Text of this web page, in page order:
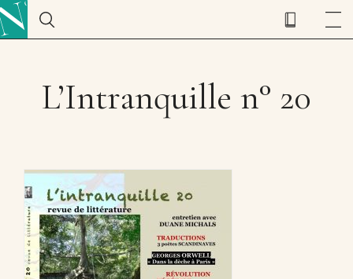
L’Intranquille n° 20